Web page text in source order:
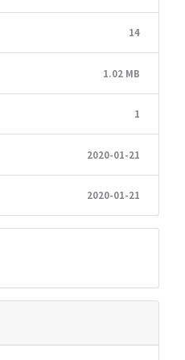
14
1.02 MB
1
2020-01-21
2020-01-21